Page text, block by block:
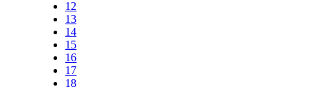
12
13
14
15
16
17
18